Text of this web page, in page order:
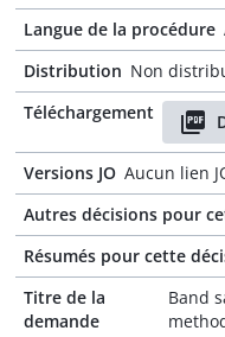
Langue de la procédure
Distribution Non
Téléchargement
Versions JO Aucun lien
Autres décisions pour
Résumés pour cette
Titre de la
demande
Band